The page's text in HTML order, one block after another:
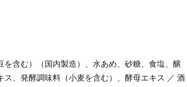
を含む）（国内製造）、水あめ、砂糖、食塩、醸
ス、発酵調味料（小麦を含む）、酵母エキス ／ 酒